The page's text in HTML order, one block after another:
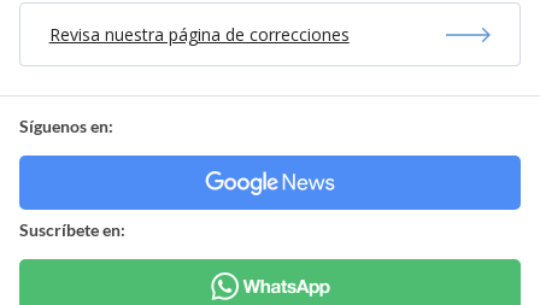
Revisa nuestra página de correcciones
Síguenos en:
Suscríbete en: